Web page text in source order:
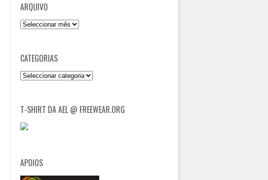
ARQUIVO
Arquivo
CATEGORIAS
Categorias
T-SHIRT DA AEL @ FREEWEAR.ORG
APOIOS